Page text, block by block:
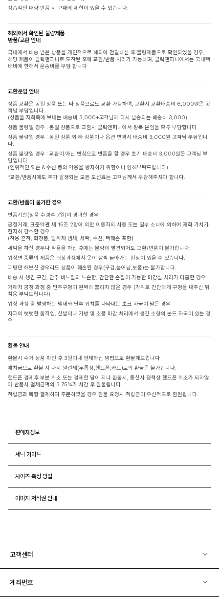
상습적인 대량 반품 시 구매에 제한이 있을 수 있습니다.
해외에서 확인된 불량제품
반품/교환 안내
국내에서 배송 받은 상품을 개인적으로 해외에 전달하신 후 불량제품으로 확인되었을 경우,
해당 제품이 클릭앤퍼니로 도착된 후에 교환/반품 처리가 가능하며, 클릭앤퍼니에서는 국내택
배비에 한해서 운송비를 부담 합니다
교환운임 안내
상품 교환은 동일 상품 또는 타 상품으로도 교환 가능하며, 교환시 교환배송비 6,000원은 고
객님 부담입니다.
(상품을 저희쪽에 보내는 배송비 3,000+고객님께 다시 발송되는 배송비 3,000)
상품 불량일 경우 : 동일 상품으로 교환시 클릭앤퍼니에서 왕복 운임을 모두 부담합니다.
상품 불량일 경우 : 동일 상품 외 타 상품이나 옵션 변경시 배송비 3,000원 고객님 부담입니
다.
상품 불량일 경우 : 교환이 아닌 변심으로 반품을 할 경우 초기 배송비 3,000원은 고객님 부
담입니다.
(인위적인 훼손 & 수선 등의 악용을 방지하기 위함이니 양해부탁드립니다)
*교환/반품시에도 추가 발생되는 모든 도선료는 고객님께서 부담해주셔야 합니다.
교환/반품이 불가한 경우
반품기한(상품 수령후 7일)이 경과한 경우
공정거래, 표준약관 제 15조 2항에 의한 이용자의 사용 또는 일부 소비에 의하여 재화 가치가
현저히 감소한 경우
(착용 흔적, 화장품, 탈취제 냄새, 세탁, 수선, 택훼손 포함)
세탁을 하신 경우나 착용을 하신 후에는 불량이 발견되어도 교환/반품이 불가합니다.
워싱면 종류의 제품은 워싱과정에서 옷이 살짝 돌아가는 현상이 있을 수 있습니다.
피팅만 해보신 경우라도 상품이 훼손된 경우(구김,늘어남,보풀)는 불가합니다.
배송 시 생긴 구김, 단추 바느질의 느슨함, 간단한 손질이 가능한 마감실 처리가 미흡한 경우
거래처 공정 과정 중 단추구멍이 완벽히 뚫리지 않은 경우 (가위로 간단하게 구멍을 내주신 뒤
착용 부탁드립니다)
워싱 과정 중 발생하는 냄새와 단추 위치를 나타내는 초크 자국이 남은 경우
지퍼의 뻣뻣한 움직임, 신발이나 가방 및 소품 마감 처리에서 생긴 소량의 본드 자국이 있는 경
우
환불 안내
환불시 수거 상품 확인 후 3일이내 결제하신 방법으로 환불해드립니다
예치금으로 환불 시 다시 원결제(무통장,핸드폰,카드)로의 환불은 불가합니다.
핸드폰 결제후 부분 취소 또는 결제한 달이 지나 환불시, 통신사 정책상 핸드폰 취소가 되지않
아 반품시 결제금액의 3.75%가 차감 후 환불됩니다.
적립금과 복합 결제하여 주문하였을 경우 환불 요청시 적립금이 우선적으로 환원됩니다.
판매자정보
세탁 가이드
사이즈 측정 방법
이미지 저작권 안내
고객센터
계좌번호